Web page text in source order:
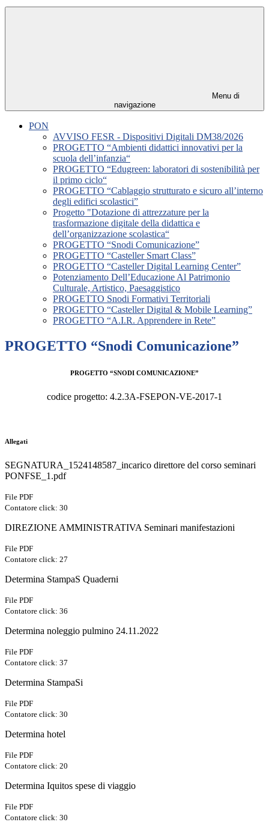
Menu di
navigazione
PON
AVVISO FESR - Dispositivi Digitali DM38/2026
PROGETTO “Ambienti didattici innovativi per la
scuola dell’infanzia“
PROGETTO “Edugreen: laboratori di sostenibilità per
il primo ciclo“
PROGETTO “Cablaggio strutturato e sicuro all’interno
degli edifici scolastici”
Progetto "Dotazione di attrezzature per la
trasformazione digitale della didattica e
dell’organizzazione scolastica“
PROGETTO “Snodi Comunicazione”
PROGETTO “Casteller Smart Class”
PROGETTO “Casteller Digital Learning Center”
Potenziamento Dell’Educazione Al Patrimonio
Culturale, Artistico, Paesaggistico
PROGETTO Snodi Formativi Territoriali
PROGETTO “Casteller Digital & Mobile Learning”
PROGETTO “A.I.R. Apprendere in Rete”
PROGETTO “Snodi Comunicazione”
PROGETTO “SNODI COMUNICAZIONE”
codice progetto: 4.2.3A-FSEPON-VE-2017-1
Allegati
SEGNATURA_1524148587_incarico direttore del corso seminari
PONFSE_1.pdf
File PDF
Contatore click: 30
DIREZIONE AMMINISTRATIVA Seminari manifestazioni
File PDF
Contatore click: 27
Determina StampaS Quaderni
File PDF
Contatore click: 36
Determina noleggio pulmino 24.11.2022
File PDF
Contatore click: 37
Determina StampaSi
File PDF
Contatore click: 30
Determina hotel
File PDF
Contatore click: 20
Determina Iquitos spese di viaggio
File PDF
Contatore click: 30